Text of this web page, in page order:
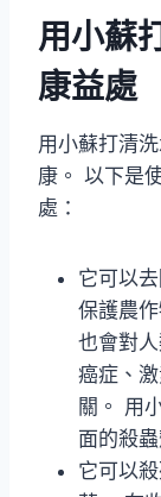
用小蘇
康益處
用小蘇打清
康。 以下是
處：
它可以
保護農
也會對
癌症、
關。 用
面的殺
它可以